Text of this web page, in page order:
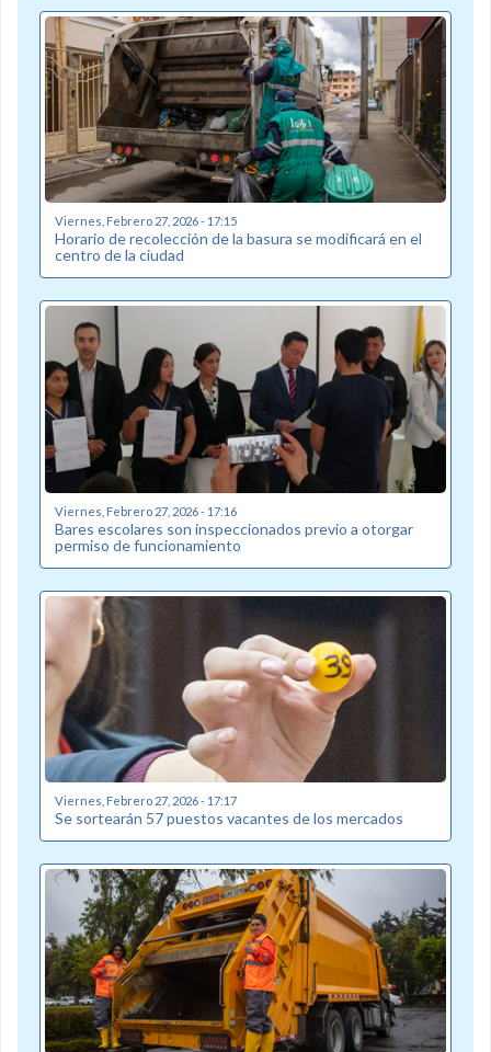
Viernes, Febrero 27, 2026 - 17:15
Horario de recolección de la basura se modificará en el
centro de la ciudad
Viernes, Febrero 27, 2026 - 17:16
Bares escolares son inspeccionados previo a otorgar
permiso de funcionamiento
Viernes, Febrero 27, 2026 - 17:17
Se sortearán 57 puestos vacantes de los mercados